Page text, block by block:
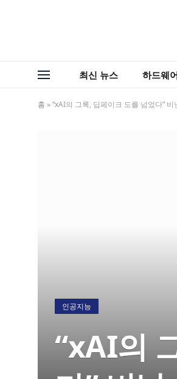
최신 뉴스 하드웨
홈 »“xAI의 그록, 딥페이크 도를 넘었다”
인공지능
“xAI의